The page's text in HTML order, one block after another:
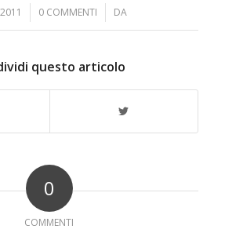
0 COMMENTI
/ DA
questo articolo
0
COMMENTI